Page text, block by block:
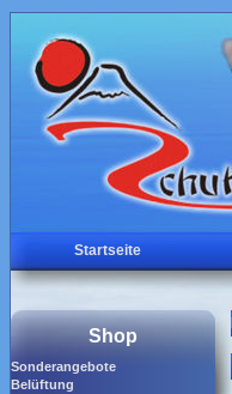
Startseite
Shop
Sonderangebote
Belüftung